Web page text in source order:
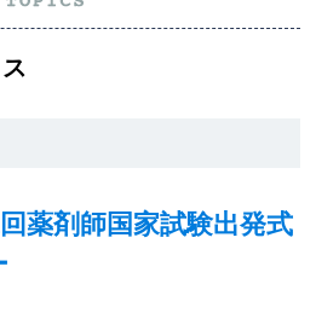
薬剤師国家試験出発式